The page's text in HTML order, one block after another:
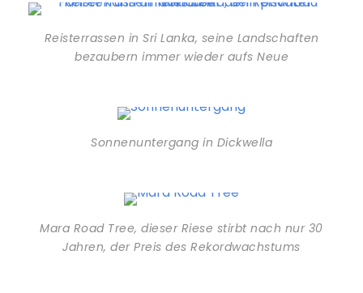
Reisterrassen in Sri Lanka, seine Landschaften
bezaubern immer wieder aufs Neue
Sonnenuntergang in Dickwella
Mara Road Tree, dieser Riese stirbt nach nur 30
Jahren, der Preis des Rekordwachstums